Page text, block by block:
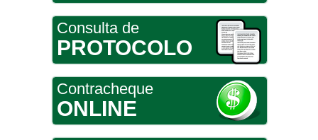
Consulta de
PROTOCOLO
Contracheque
ONLINE